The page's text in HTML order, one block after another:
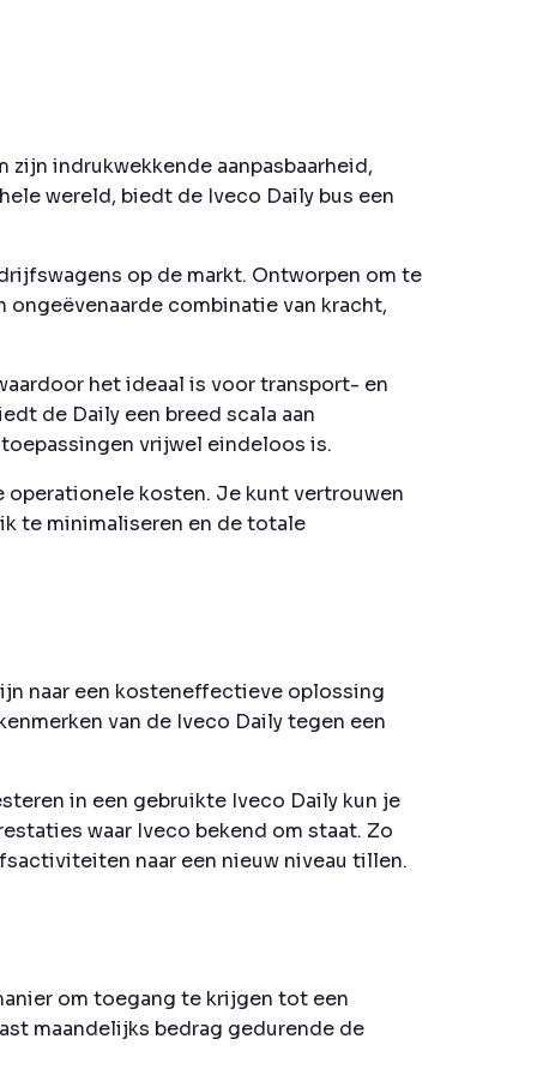
indrukwekkende aanpasbaarheid,
wereld, biedt de Iveco Daily bus een
op de markt. Ontworpen om te
combinatie van kracht,
het ideaal is voor transport- en
de Daily een breed scala aan
vrijwel eindeloos is.
kosten. Je kunt vertrouwen
te minimaliseren en de totale
naar een kosteneffectieve oplossing
van de Iveco Daily tegen een
in een gebruikte Iveco Daily kun je
waar Iveco bekend om staat. Zo
naar een nieuw niveau tillen.
om toegang te krijgen tot een
maandelijks bedrag gedurende de